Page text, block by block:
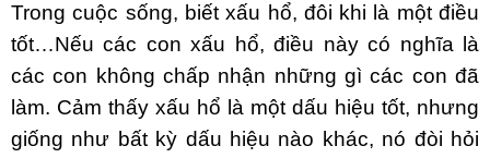
Trong cuộc sống, biết xấu hổ, đôi khi là một điều
tốt…Nếu các con xấu hổ, điều này có nghĩa là
các con không chấp nhận những gì các con đã
làm. Cảm thấy xấu hổ là một dấu hiệu tốt, nhưng
giống như bất kỳ dấu hiệu nào khác, nó đòi hỏi